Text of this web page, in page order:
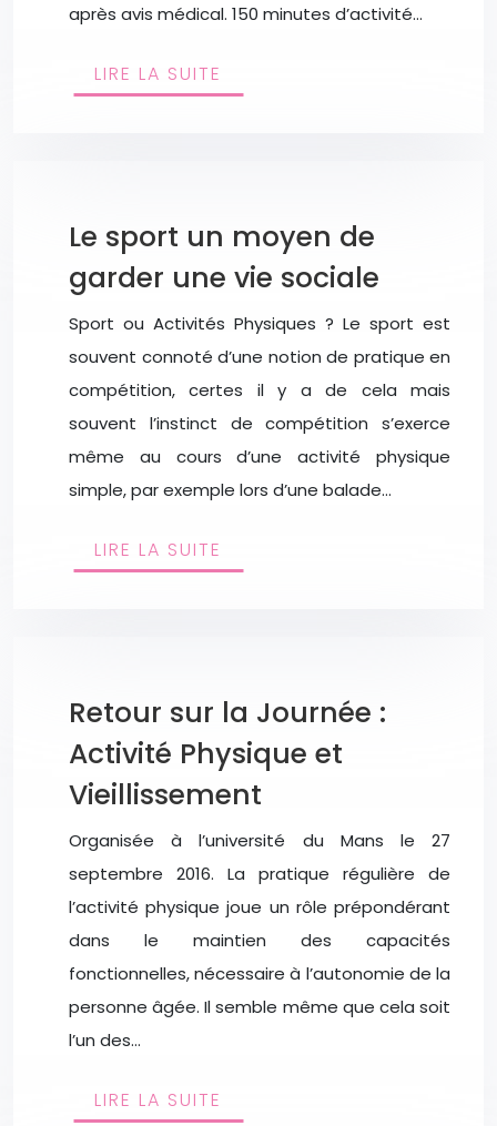
après avis médical. 150 minutes d’activité…
LIRE LA SUITE
Le sport un moyen de
garder une vie sociale
Sport ou Activités Physiques ? Le sport est
souvent connoté d’une notion de pratique en
compétition, certes il y a de cela mais
souvent l’instinct de compétition s’exerce
même au cours d’une activité physique
simple, par exemple lors d’une balade…
LIRE LA SUITE
Retour sur la Journée :
Activité Physique et
Vieillissement
Organisée à l’université du Mans le 27
septembre 2016. La pratique régulière de
l’activité physique joue un rôle prépondérant
dans le maintien des capacités
fonctionnelles, nécessaire à l’autonomie de la
personne âgée. Il semble même que cela soit
l’un des…
LIRE LA SUITE